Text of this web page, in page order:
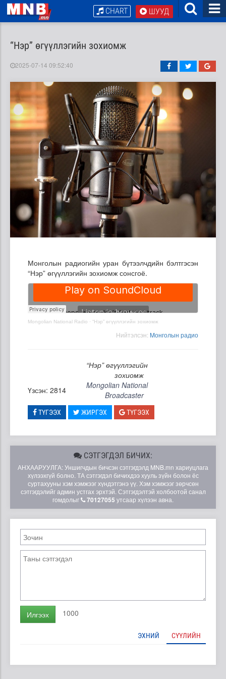
ШУУД
CHART
“Нэр” өгүүллэгийн зохиомж
2025-07-14 09:52:40
Монголын радиогийн уран бүтээлчдийн бэлтгэсэн
“Нэр” өгүүллэгийн зохиомж сонсгоё.
Mongolian National Radio · “Нэр” өгүүллэгийн зохиомж
Нийтэлсэн: Mонголын радио
“Нэр” өгүүллэгийн
зохиомж
Үзсэн: 2814
Mongolian National
Broadcaster
ТҮГЭЭХ ЖИРГЭХ ТҮГЭЭХ
СЭТГЭГДЭЛ БИЧИХ:
АНХААРУУЛГА: Уншигчдын бичсэн сэтгэгдэлд MNB.mn хариуцлага
хүлээхгүй болно. ТА сэтгэгдэл бичихдээ хууль зүйн болон ёс
суртахууны хэм хэмжээг хүндэтгэнэ үү. Хэм хэмжээг зөрчсөн
сэтгэгдэлийг админ устгах эрхтэй. Сэтгэгдэлтэй холбоотой санал
гомдолыг
70127055 утсаар хүлээн авна.
Илгээх 1000
ЭХНИЙ СҮҮЛИЙН